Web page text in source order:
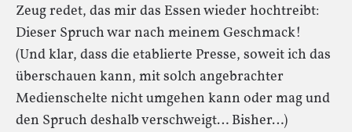
Zeug redet, das mir das Essen wieder hochtreibt:
Dieser Spruch war nach meinem Geschmack!
(Und klar, dass die etablierte Presse, soweit ich das
überschauen kann, mit solch angebrachter
Medienschelte nicht umgehen kann oder mag und
den Spruch deshalb verschweigt… Bisher…)